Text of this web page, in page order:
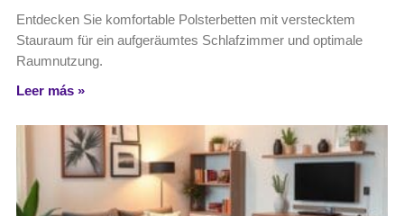
Entdecken Sie komfortable Polsterbetten mit verstecktem
Stauraum für ein aufgeräumtes Schlafzimmer und optimale
Raumnutzung.
Leer más »